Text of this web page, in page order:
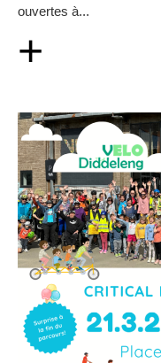
ouvertes à...
+